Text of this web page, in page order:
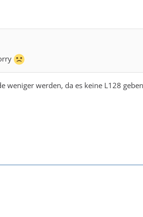
weniger werden, da es keine L128